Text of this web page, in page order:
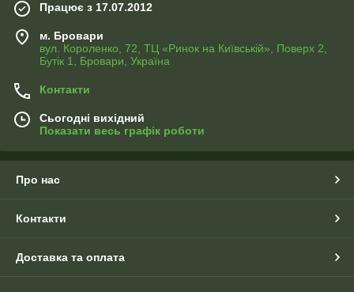
Працює з 17.07.2012
м. Бровари
вул. Короленко, 72, ТЦ «Ринок на Київській», Поверх 2,
Бутік 1, Бровари, Україна
Контакти
Сьогодні вихідний
Показати весь графік роботи
Про нас
Контакти
Доставка та оплата